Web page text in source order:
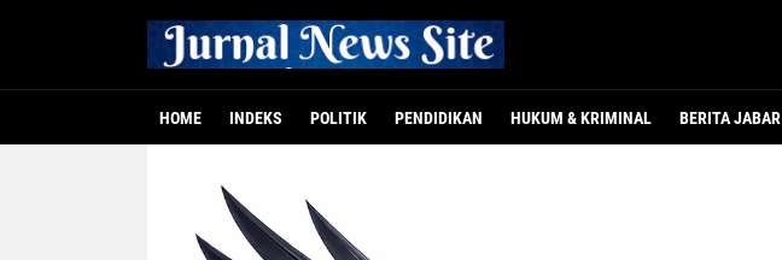
HOME INDEKS POLITIK PENDIDIKAN HUKUM & KRIMINAL BERITA JABAR